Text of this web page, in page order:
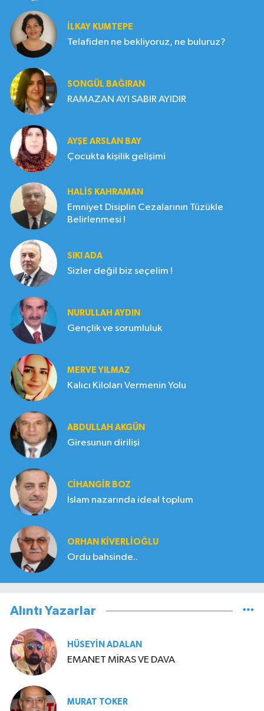
İLKAY KUMTEPE
Telafiden ne bekliyoruz, ne buluruz?
SONGÜL BAĞIRAN
RAMAZAN AYI SABIR AYIDIR
AYŞE ARSLAN BAY
Çocukta kişilik gelişimi
HALIS KAHRAMAN
Emniyet Disiplin Cezalarının Tüzükle
Belirlenmesi !
SIKI ADA
Sizler değil biz seçelim !
NURULLAH AYDIN
Gençlik ve sorumluluk
MERVE YILMAZ
Kalıcı Kiloları Vermenin Yolu
ABDULLAH AKGÜN
Giresunun dirilişi
CIHANGIR BOZ
İslam nazarında ideal toplum
ORHAN KIVERLIOĞLU
Ordu bahsinde..
Alıntı Yazarlar
HÜSEYIN ADALAN
EMANET MİRAS VE DAVA
MURAT TOKER